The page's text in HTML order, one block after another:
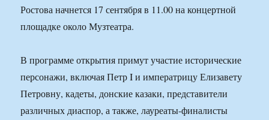
Ростова начнется 17 сентября в 11.00 на концертной
площадке около Музтеатра.
В программе открытия примут участие исторические
персонажи, включая Петр I и императрицу Елизавету
Петровну, кадеты, донские казаки, представители
различных диаспор, а также, лауреаты-финалисты